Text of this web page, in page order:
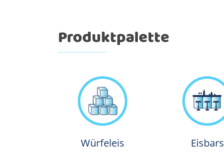
Produktpalette
Würfeleis Eisbars